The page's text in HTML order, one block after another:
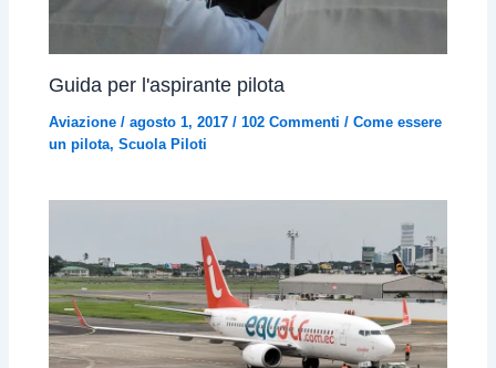
Guida per l'aspirante pilota
Aviazione /agosto 1, 2017/102 Commenti /Come essere
un pilota,Scuola Piloti